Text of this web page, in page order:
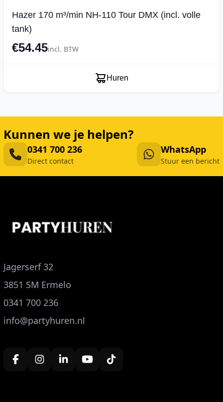
Hazer 170 m³/min NH-110 Tour DMX (incl. volle
tank)
€54.45incl. BTW
Huren
Kunnen we je helpen?
0341 700 236
Direct contact
WhatsApp
Stuur een bericht
Jagerserf 32
3851 SM Ermelo
0341 700 236
info@partyhuren.nl